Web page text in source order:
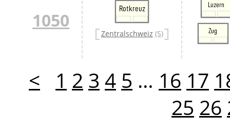
1050
Rotkreuz
Zentralschweiz (S)
Luzern
Zug
< 1 2 3 4 5 … 16 17
25 26